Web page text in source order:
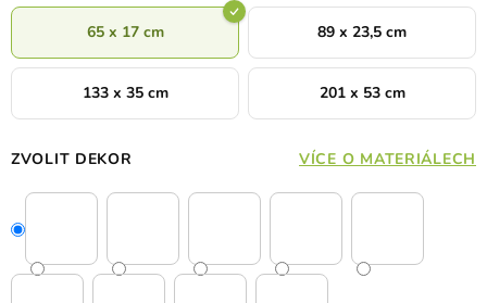
65 x 17 cm 89 x 23,5 cm
133 x 35 cm 201 x 53 cm
ZVOLIT DEKOR VÍCE O MATERIÁLECH